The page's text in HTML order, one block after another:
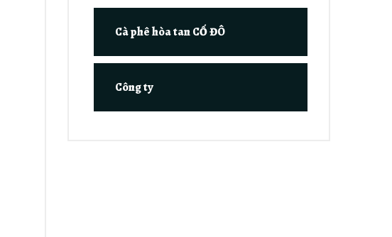
Cà phê hòa tan CỐ ĐÔ
Công ty